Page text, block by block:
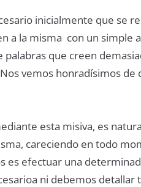
inicialmente que se
a la misma con un simple
que creen
vemos honradísimos de
esta misiva, es
careciendo en todo
es efectuar una
ni debemos detallar